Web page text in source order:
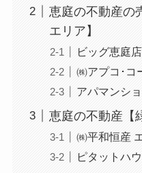
恵庭の不動産の
エリア】
ビッグ恵庭
㈱アプコ･コ
アパマンシ
恵庭の不動産【
㈱平和恒産
ピタットハ